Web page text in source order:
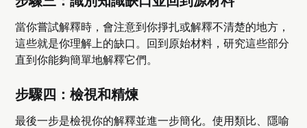
當你嘗試解釋時，會注意到你掙扎或解釋不清楚的地方，
這些就是你理解上的缺口。回到原始材料，研究這些部分
直到你能夠簡單地解釋它們。
步驟四：檢視和精煉
最後一步是檢視你的解釋並進一步簡化。使用類比、隱喻